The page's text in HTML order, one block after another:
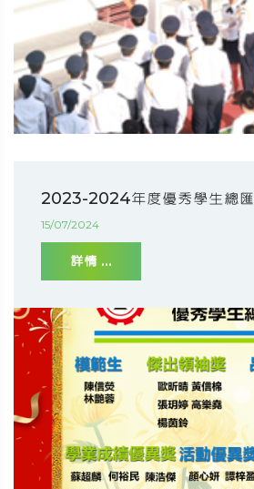
2023-2024年度優秀學生總匯
15/07/2024
詳情 ...